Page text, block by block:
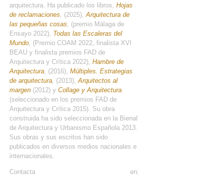
arquitectura. Ha publicado los libros,Hojas
de reclamaciones
(2025),Arquitectura de
las pequeñas cosas
(premio Málaga de
Ensayo 2022), Todas las Escaleras del
Mundo (Premio COAM 2022, finalista XVI
BEAU y finalista premios FAD de
Arquitectura y Crítica 2022),Hambre de
Arquitectura (2016),Múltiples. Estrategias
de arquitectura (2013),Arquitectos al
margen (2012) yCollage y Arquitectura
(seleccionado en los premios FAD de
Arquitectura y Crítica 2015). Su obra
construida ha sido seleccionada en la Bienal
de Arquitectura y Urbanismo Española 2013.
Sus obras y sus escritos han sido
publicados en diversos medios nacionales e
internacionales.
Contacta en: